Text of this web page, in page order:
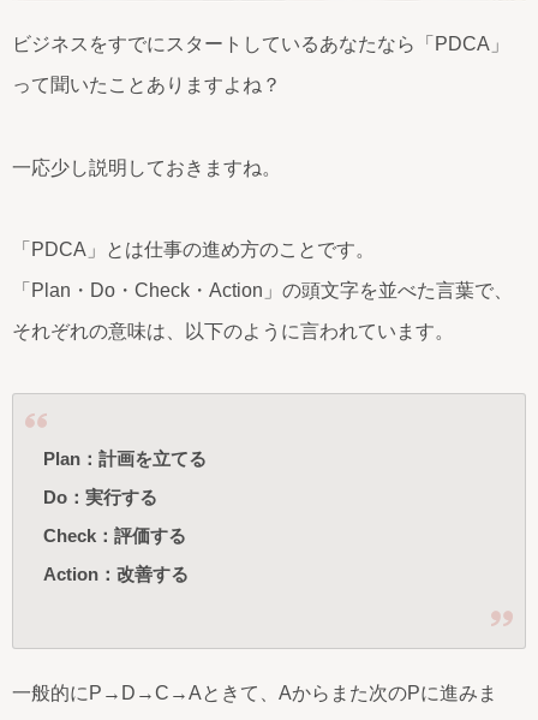
ビジネスをすでにスタートしているあなたなら「PDCA」
って聞いたことありますよね？
一応少し説明しておきますね。
「PDCA」とは仕事の進め方のことです。
「Plan・Do・Check・Action」の頭文字を並べた言葉で、
それぞれの意味は、以下のように言われています。
Plan：計画を立てる
Do：実行する
Check：評価する
Action：改善する
一般的にP→D→C→Aときて、Aからまた次のPに進みま